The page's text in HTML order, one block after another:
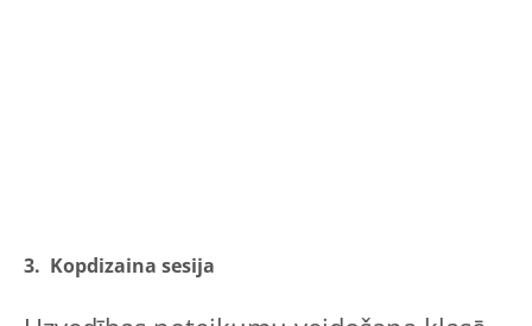
3. Kopdizaina sesija